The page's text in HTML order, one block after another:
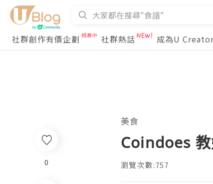
社群創作有價企劃 社群熱話 成為U
0
美食
Coindoes
瀏覽次數:757